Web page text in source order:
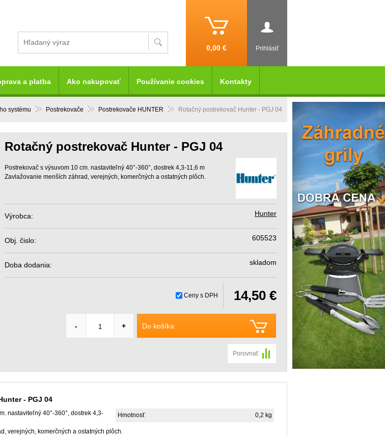
Prihlásiť
0,00 €
systému Postrekovače Postrekovače HUNTER Rotačný postrekovač Hunter - PGJ 04
Rotačný postrekovač Hunter - PGJ 04
Postrekovač s výsuvom 10 cm. nastaviteľný 40°-360°, dostrek 4,3-11,6 m
Zavlažovanie menších záhrad, verejných, komerčných a ostatných plôch.
Výrobca: Hunter
Obj. čislo: 605523
Doba dodania: skladom
Ceny s DPH 14,50 €
Do košíka
- +
Porovnať
- PGJ 04
Hmotnosť 0,2 kg
nastaviteľný 40°-360°, dostrek 4,3-
verejných, komerčných a ostatných plôch.
a platba Ako nakupovať Používanie cookies Kontakty